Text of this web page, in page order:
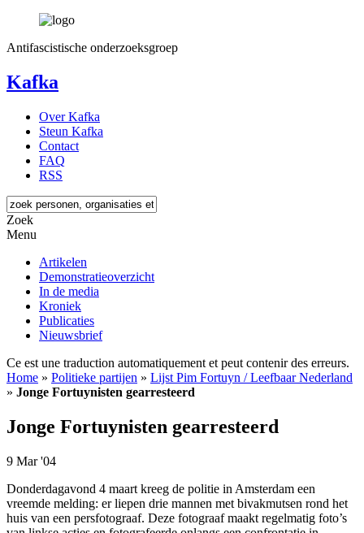
Antifascistische onderzoeksgroep
Kafka
Over Kafka
Steun Kafka
Contact
FAQ
RSS
Zoek
Menu
Artikelen
Demonstratieoverzicht
In de media
Kroniek
Publicaties
Nieuwsbrief
Ce est une traduction automatiquement et peut contenir des erreurs.
Home » Politieke partijen » Lijst Pim Fortuyn / Leefbaar Nederland
» Jonge Fortuynisten gearresteerd
Jonge Fortuynisten gearresteerd
9 Mar '04
Donderdagavond 4 maart kreeg de politie in Amsterdam een
vreemde melding: er liepen drie mannen met bivakmutsen rond het
huis van een persfotograaf. Deze fotograaf maakt regelmatig foto’s